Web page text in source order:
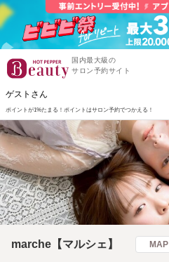
国内最大級の
サロン予約サイト
ゲストさん
ポイントが1%たまる！ ポイントはサロン予約でつかえる！
marche【マルシェ】 MAP